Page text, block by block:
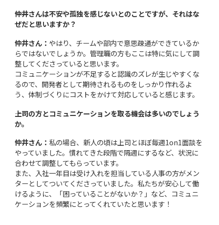
――仲井さんは不安や孤独を感じないとのことですが、それはな
ぜだと思いますか？
仲井さん： やはり、チームや部内で意思疎通ができているか
らではないでしょうか。管理職の方もここは特に気にして調
整してくださっていると思います。
コミュニケーションが不足すると認識のズレが生じやすくな
るので、開発者として期待されるものをしっかり作れるよ
う、体制づくりにコストをかけて対応していると感じます。
――上司の方とコミュニケーションを取る機会は多いのでしょう
か。
仲井さん： 私の場合、新人の頃は上司とほぼ毎週1on1面談を
やっていました。慣れてきた段階で隔週にするなど、状況に
合わせて調整してもらっています。
また、入社一年目は受け入れを担当している人事の方がメン
ターとしてついてくださっていました。私たちが安心して働
けるように、「困っていることがないか？」など、コミュニ
ケーションを頻繁にとってくれていたと思います！